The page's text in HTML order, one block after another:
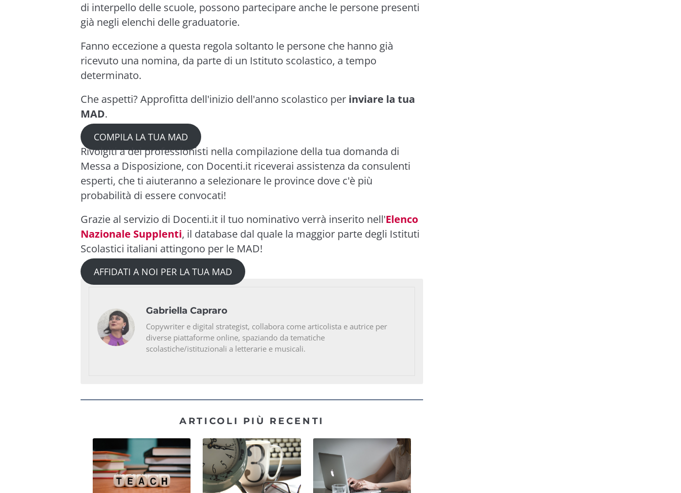
di interpello delle scuole, possono partecipare anche le persone presenti
già negli elenchi delle graduatorie.
Fanno eccezione a questa regola soltanto le persone che hanno già
ricevuto una nomina, da parte di un Istituto scolastico, a tempo
determinato.
Che aspetti? Approfitta dell'inizio dell'anno scolastico per inviare la tua
MAD.
COMPILA LA TUA MAD
Rivolgiti a dei professionisti nella compilazione della tua domanda di
Messa a Disposizione, con Docenti.it riceverai assistenza da consulenti
esperti, che ti aiuteranno a selezionare le province dove c'è più
probabilità di essere convocati!
Grazie al servizio di Docenti.it il tuo nominativo verrà inserito nell'Elenco
Nazionale Supplenti, il database dal quale la maggior parte degli Istituti
Scolastici italiani attingono per le MAD!
AFFIDATI A NOI PER LA TUA MAD
Gabriella Capraro
Copywriter e digital strategist, collabora come articolista e autrice per
diverse piattaforme online, spaziando da tematiche
scolastiche/istituzionali a letterarie e musicali.
ARTICOLI PIÙ RECENTI